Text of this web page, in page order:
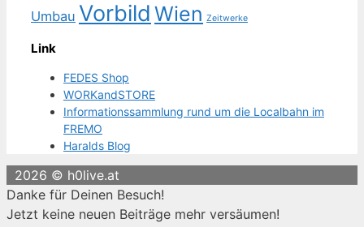
Umbau Vorbild Wien Zeitwerke
Link
FEDES Shop
WORKandSTORE
Informationssammlung rund um die Localbahn im
FREMO
Haralds Blog
2026 © h0live.at
Danke für Deinen Besuch!
Jetzt keine neuen Beiträge mehr versäumen!